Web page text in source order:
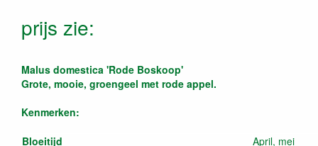
prijs zie:
Malus domestica 'Rode Boskoop'
Grote, mooie, groengeel met rode appel.
Kenmerken:
Bloeitijd
April, mei